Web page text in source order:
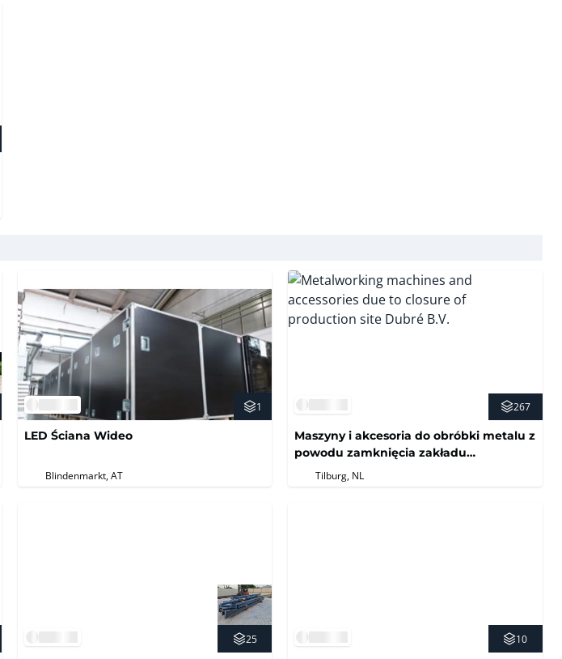
1
LED Ściana Wideo
Blindenmarkt, AT
267
Maszyny i akcesoria do obróbki metalu z
powodu zamknięcia zakładu
produkcyjnego Dubré B.V.
Tilburg, NL
25 10